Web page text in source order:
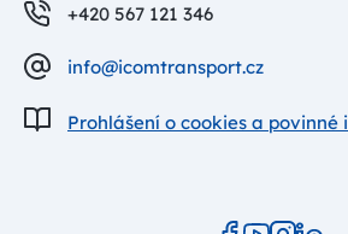
+420 567 121 346
info@icomtransport.cz
Prohlášení o cookies a povinné